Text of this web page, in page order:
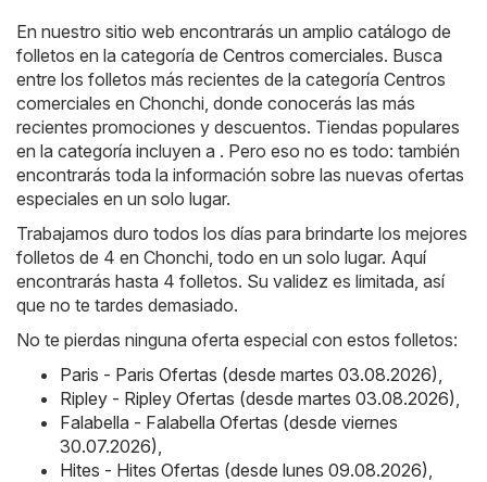
En nuestro sitio web encontrarás un amplio catálogo de
folletos en la categoría de Centros comerciales. Busca
entre los folletos más recientes de la categoría Centros
comerciales en Chonchi, donde conocerás las más
recientes promociones y descuentos. Tiendas populares
en la categoría incluyen a . Pero eso no es todo: también
encontrarás toda la información sobre las nuevas ofertas
especiales en un solo lugar.
Trabajamos duro todos los días para brindarte los mejores
folletos de 4 en Chonchi, todo en un solo lugar. Aquí
encontrarás hasta 4 folletos. Su validez es limitada, así
que no te tardes demasiado.
No te pierdas ninguna oferta especial con estos folletos:
Paris - Paris Ofertas (desde martes 03.08.2026)
Ripley - Ripley Ofertas (desde martes 03.08.2026)
Falabella - Falabella Ofertas (desde viernes
30.07.2026)
Hites - Hites Ofertas (desde lunes 09.08.2026)